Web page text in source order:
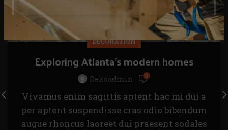
DECORATION
Exploring Atlanta’s modern homes
Dekoadmin 0
Vivamus enim sagittis aptent hac mi dui a
per aptent suspendisse cras odio bibendum
augue rhoncus laoreet dui praesent sodales